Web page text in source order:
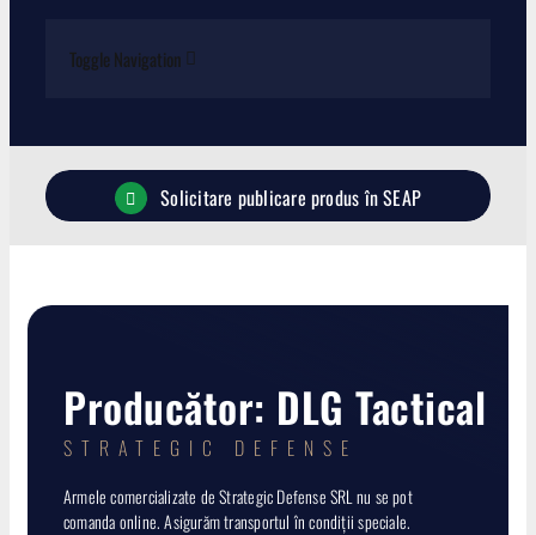
Toggle Navigation
Pistoale
Termoviziune
Accesorii
Solicitare publicare produs în SEAP
Producător: DLG Tactical
STRATEGIC DEFENSE
Armele comercializate de Strategic Defense SRL nu se pot
comanda online. Asigurăm transportul în condiții speciale.